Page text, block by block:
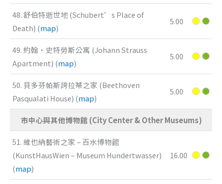
48. 舒伯特逝世地 (Schubert’s Place of
Death) (map)
5.00
49. 約翰·史特勞斯公寓 (Johann Strauss
Apartment) (map)
5.00
50. 貝多芬帕斯誇拉蒂之家 (Beethoven
Pasqualati House) (map)
5.00
市中心與其他博物館 (City Center & Other Museums)
51. 維也納藝術之家 – 百水博物館
(KunstHausWien – Museum Hundertwasser)
(map)
16.00